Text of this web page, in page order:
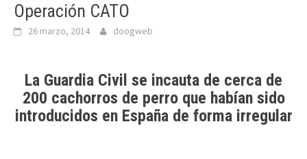
Operación CATO
26 marzo, 2014 doogweb
La Guardia Civil se incauta de cerca de
200 cachorros de perro que habían sido
introducidos en España de forma irregular